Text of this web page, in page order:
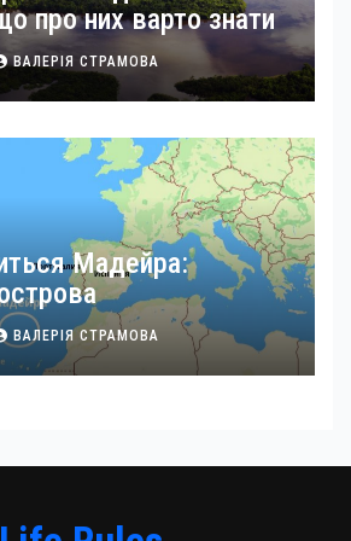
про них варто знати
ВАЛЕРІЯ СТРАМОВА
Мадейра:
ВАЛЕРІЯ СТРАМОВА